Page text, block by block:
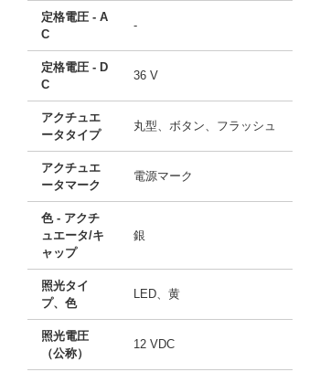
定格電圧 - A
C
-
定格電圧 - D
C
36 V
アクチュエ
ータタイプ
丸型、ボタン、フラッシュ
アクチュエ
ータマーク
電源マーク
色 - アクチ
ュエータ/キ
ャップ
銀
照光タイ
プ、色
LED、黄
照光電圧
（公称）
12 VDC